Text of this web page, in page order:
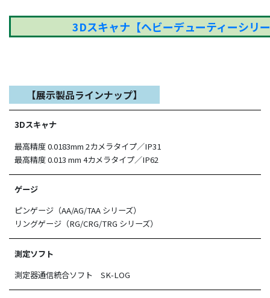
3Dスキャナ【ヘビーデューティーシリ
【展示製品ラインナップ】
3Dスキャナ
最高精度 0.0183mm 2カメラタイプ／IP31
最高精度 0.013 mm 4カメラタイプ／IP62
ゲージ
ピンゲージ（AA/AG/TAA シリーズ）
リングゲージ（RG/CRG/TRG シリーズ）
測定ソフト
測定器通信統合ソフト SK-LOG